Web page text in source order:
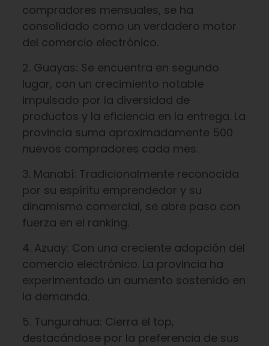
compradores mensuales, se ha
consolidado como un verdadero motor
del comercio electrónico.
2. Guayas: Se encuentra en segundo
lugar, con un crecimiento notable
impulsado por la diversidad de
productos y la eficiencia en la entrega. La
provincia suma aproximadamente 500
nuevos compradores cada mes.
3. Manabí: Tradicionalmente reconocida
por su espíritu emprendedor y su
dinamismo comercial, se abre paso con
fuerza en el ranking.
4. Azuay: Con una creciente adopción del
comercio electrónico. La provincia ha
experimentado un aumento sostenido en
la demanda.
5. Tungurahua: Cierra el top,
destacándose por la preferencia de sus